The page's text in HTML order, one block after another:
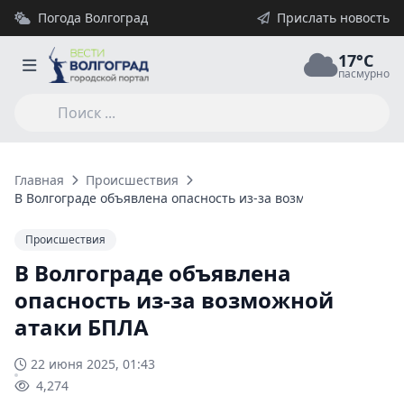
Погода Волгоград Прислать новость
17°C
пасмурно
Главная
Происшествия
В Волгограде объявлена опасность из-за возможной атаки
Происшествия
В Волгограде объявлена
опасность из-за возможной
атаки БПЛА
22 июня 2025, 01:43
4,274